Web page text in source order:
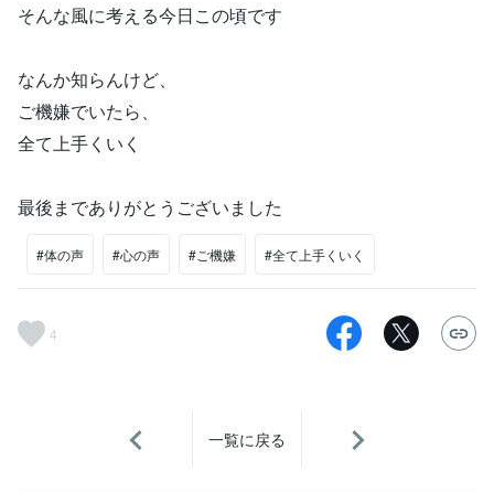
そんな風に考える今日この頃です
なんか知らんけど、
ご機嫌でいたら、
全て上手くいく
最後までありがとうございました​​​​​​​
#体の声 #心の声 #ご機嫌 #全て上手くいく
4
一覧に戻る